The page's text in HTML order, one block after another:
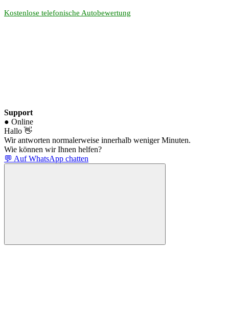
Kostenlose telefonische Autobewertung
Support
● Online
Hallo 👋
Wir antworten normalerweise innerhalb weniger Minuten.
Wie können wir Ihnen helfen?
💬 Auf WhatsApp chatten